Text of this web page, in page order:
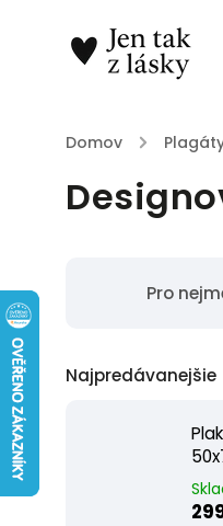
Domov /
Pro
Najpredávanejšie